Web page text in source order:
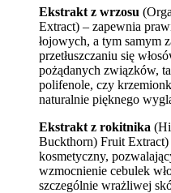
Ekstrakt z wrzosu
Extract) – zapewnia
łojowych, a tym samym
przetłuszczaniu się
pożądanych związków,
polifenole, czy
naturalnie pięknego
Ekstrakt z rokitnika
Buckthorn) Fruit Extract)
kosmetyczny,
wzmocnienie cebulek
szczególnie wrażliwej